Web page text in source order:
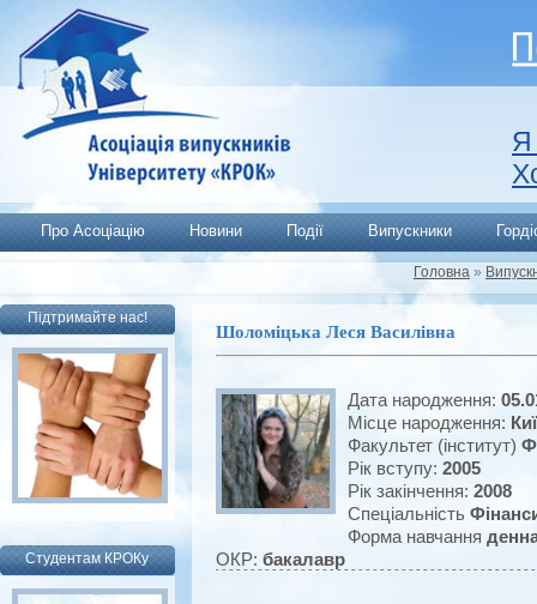
Я
Про Асоціацію Новини Події Випускники
Головна »
Студентам КРОКу
Підтримайте нас!
Шоломіцька Леся Василівна
Дата народження:
Місце народження:
Факультет (інститут)
Рік вступу: 2005
Рік закінчення: 2008
Спеціальність
Форма навчання
ОКР: бакалавр